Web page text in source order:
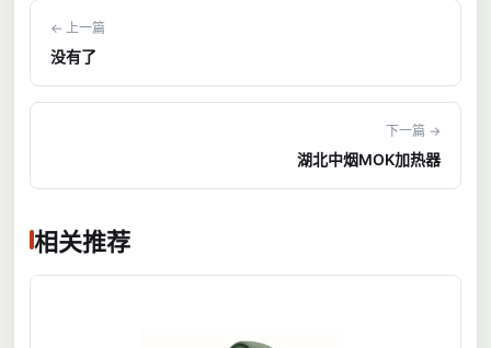
← 上一篇
没有了
下一篇 →
湖北中烟MOK加热器
相关推荐